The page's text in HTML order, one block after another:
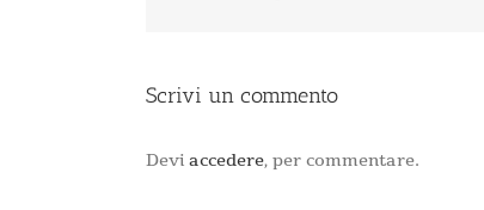
Scrivi un commento
Devi accedere, per commentare.